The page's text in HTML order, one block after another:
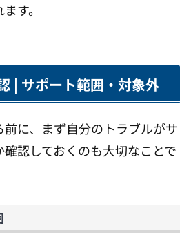
す。
| サポート範囲・対象外
に、まず自分のトラブルがサ
認しておくのも大切なことで